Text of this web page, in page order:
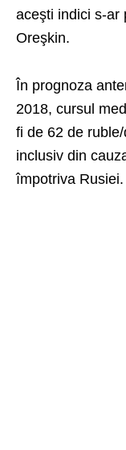
aceşti indici s-ar
Oreşkin.
În prognoza
2018, cursul
fi de 62 de
inclusiv din
împotriva Rusiei.